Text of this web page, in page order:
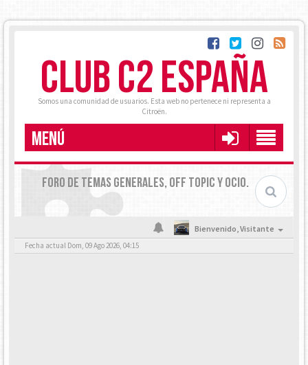
CLUB C2 ESPAÑA
Somos una comunidad de usuarios. Esta web no pertenece ni representa a
Citroën.
MENÚ
FORO DE TEMAS GENERALES, OFF TOPIC Y OCIO.
Bienvenido,Visitante
Fecha actual Dom, 09 Ago 2026, 04:15